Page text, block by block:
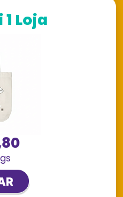
Loja